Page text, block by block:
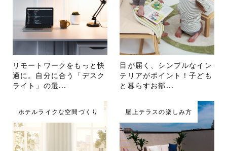
リモートワークをもっと快
適に。自分に合う「デスク
ライト」の選...
目が届く、シンプルなイン
テリアがポイント！子ども
と暮らすお部...
ホテルライクな空間づくり 屋上テラスの楽しみ方